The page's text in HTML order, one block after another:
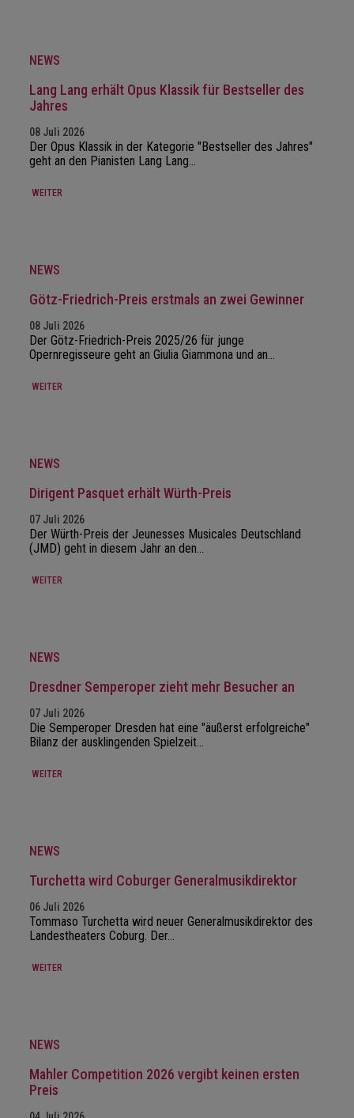
NEWS
Lang Lang erhält Opus Klassik für Bestseller des
Jahres
08 Juli 2026
Der Opus Klassik in der Kategorie "Bestseller des Jahres"
geht an den Pianisten Lang Lang…
WEITER
NEWS
Götz-Friedrich-Preis erstmals an zwei Gewinner
08 Juli 2026
Der Götz-Friedrich-Preis 2025/26 für junge
Opernregisseure geht an Giulia Giammona und an…
WEITER
NEWS
Dirigent Pasquet erhält Würth-Preis
07 Juli 2026
Der Würth-Preis der Jeunesses Musicales Deutschland
(JMD) geht in diesem Jahr an den…
WEITER
NEWS
Dresdner Semperoper zieht mehr Besucher an
07 Juli 2026
Die Semperoper Dresden hat eine "äußerst erfolgreiche"
Bilanz der ausklingenden Spielzeit…
WEITER
NEWS
Turchetta wird Coburger Generalmusikdirektor
06 Juli 2026
Tommaso Turchetta wird neuer Generalmusikdirektor des
Landestheaters Coburg. Der…
WEITER
NEWS
Mahler Competition 2026 vergibt keinen ersten
Preis